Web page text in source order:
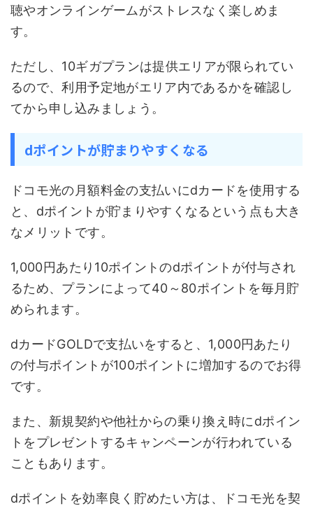
聴やオンラインゲームがストレスなく楽しめま
す。
ただし、10ギガプランは提供エリアが限られてい
るので、利用予定地がエリア内であるかを確認し
てから申し込みましょう。
dポイントが貯まりやすくなる
ドコモ光の月額料金の支払いにdカードを使用する
と、dポイントが貯まりやすくなるという点も大き
なメリットです。
1,000円あたり10ポイントのdポイントが付与され
るため、プランによって40～80ポイントを毎月貯
められます。
dカードGOLDで支払いをすると、1,000円あたり
の付与ポイントが100ポイントに増加するのでお得
です。
また、新規契約や他社からの乗り換え時にdポイン
トをプレゼントするキャンペーンが行われている
こともあります。
dポイントを効率良く貯めたい方は、ドコモ光を契